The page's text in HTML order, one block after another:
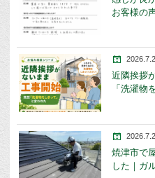
お客様の
近隣挨拶
「洗濯物
焼津市で
した｜ガ